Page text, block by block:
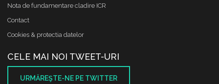
Nota de fundamentare cladire ICR
Contact
Cookies & protectia datelor
CELE MAI NOI TWEET-URI
URMĂREŞTE-NE PE TWITTER